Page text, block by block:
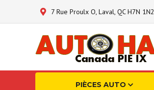
7 Rue Proulx O, Laval, QC H7N 1N2
PIÈCES AUTO